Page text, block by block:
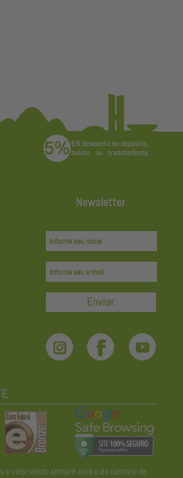
Newsletter
valor válido sempre será o do carrinho de